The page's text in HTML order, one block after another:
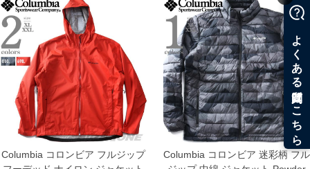
COLOR VARIATION
Columbia コロンビア フルジップ
Columbia コロンビア 迷彩柄 フル